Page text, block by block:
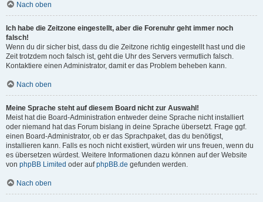
Nach oben
Ich habe die Zeitzone eingestellt, aber die Forenuhr geht immer noch
falsch!
Wenn du dir sicher bist, dass du die Zeitzone richtig eingestellt hast und die
Zeit trotzdem noch falsch ist, geht die Uhr des Servers vermutlich falsch.
Kontaktiere einen Administrator, damit er das Problem beheben kann.
Nach oben
Meine Sprache steht auf diesem Board nicht zur Auswahl!
Meist hat die Board-Administration entweder deine Sprache nicht installiert
oder niemand hat das Forum bislang in deine Sprache übersetzt. Frage ggf.
einen Board-Administrator, ob er das Sprachpaket, das du benötigst,
installieren kann. Falls es noch nicht existiert, würden wir uns freuen, wenn du
es übersetzen würdest. Weitere Informationen dazu können auf der Website
von phpBB Limited oder aufphpBB.de gefunden werden.
Nach oben